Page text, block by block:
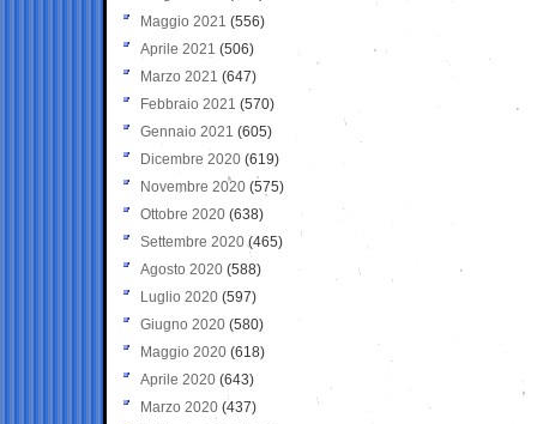
Maggio 2021 (556)
Aprile 2021 (506)
Marzo 2021 (647)
Febbraio 2021 (570)
Gennaio 2021 (605)
Dicembre 2020 (619)
Novembre 2020 (575)
Ottobre 2020 (638)
Settembre 2020(465)
Agosto 2020 (588)
Luglio 2020 (597)
Giugno 2020 (580)
Maggio 2020 (618)
Aprile 2020 (643)
Marzo 2020 (437)